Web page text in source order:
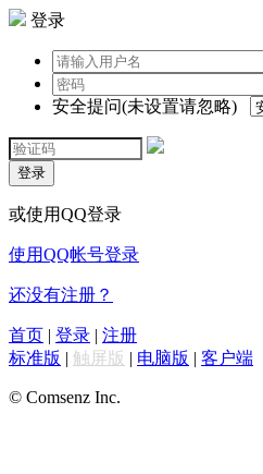
登录
安全提问(未设置请忽略)
登录
或使用QQ登录
使用QQ帐号登录
还没有注册？
首页 | 登录 | 注册
标准版 | 触屏版 | 电脑版 | 客户端
© Comsenz Inc.